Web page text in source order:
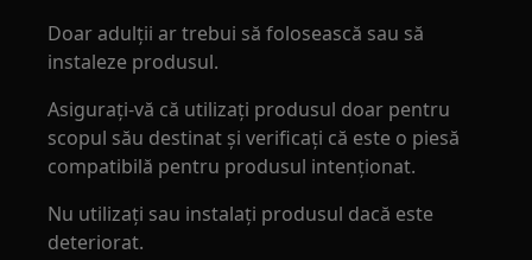
Doar adulții ar trebui să folosească sau să
instaleze produsul.
Asigurați-vă că utilizați produsul doar pentru
scopul său destinat și verificați că este o piesă
compatibilă pentru produsul intenționat.
Nu utilizați sau instalați produsul dacă este
deteriorat.